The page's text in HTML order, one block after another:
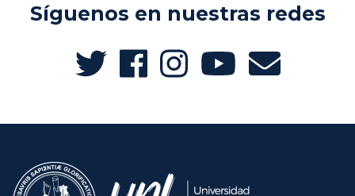
Síguenos en nuestras redes